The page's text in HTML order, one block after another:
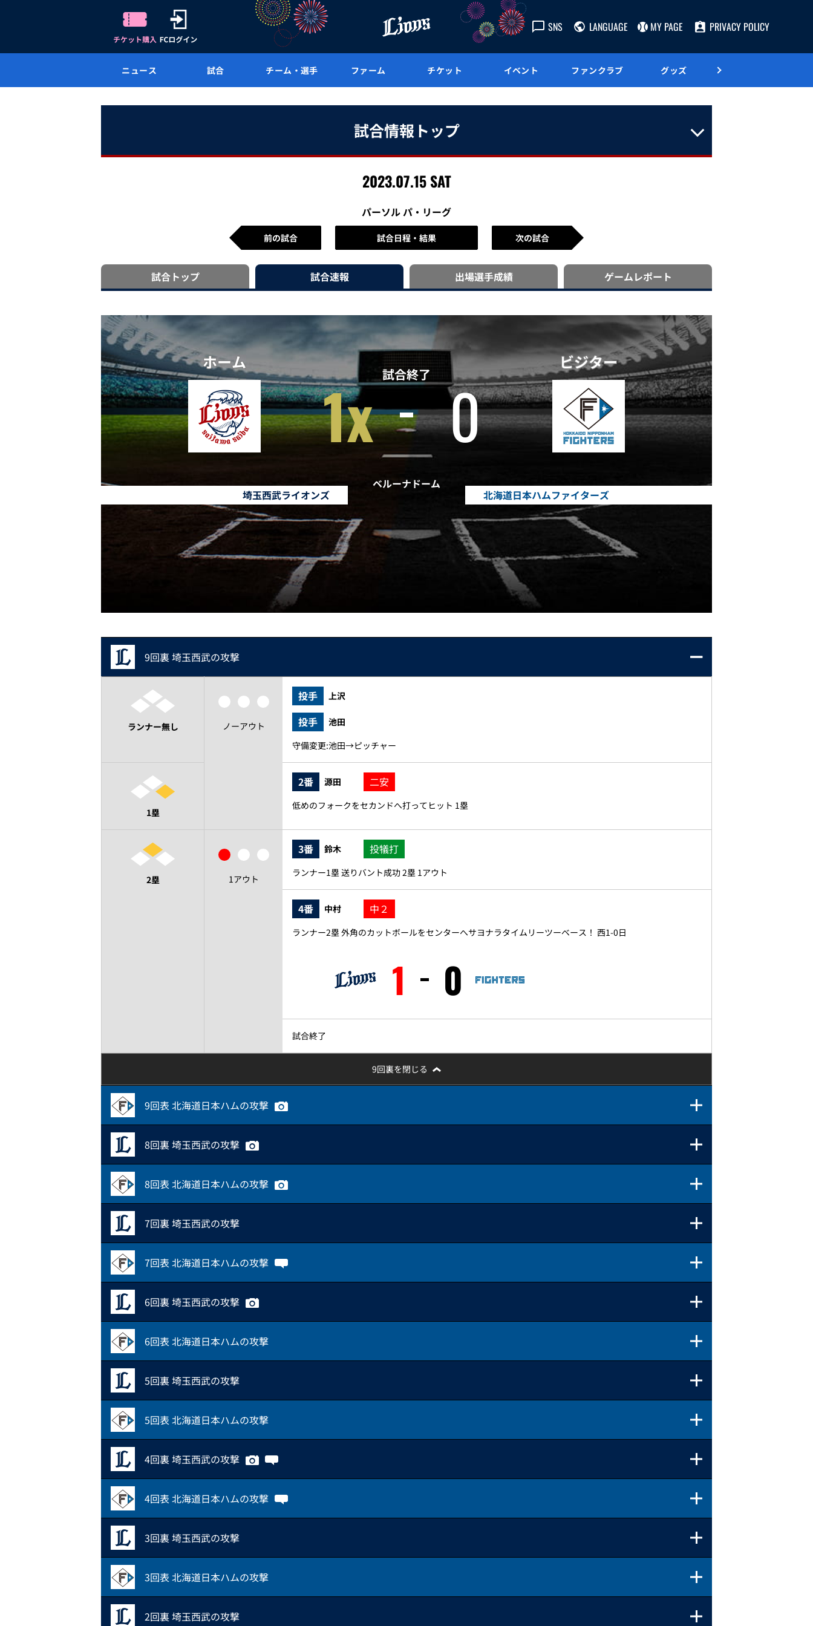
SNS LANGUAGE MY PAGE PRIVACY POLICY
ニュース 試合 チーム・選手 ファーム チケット イベント ファンクラブ グッズ
試合情報トップ
2023.07.15 SAT
パーソル パ・リーグ
前の試合 試合日程・結果 次の試合
試合トップ 試合速報 出場選手成績 ゲームレポート
ホーム
埼玉西武ライオンズ
試合終了
1x 0
ベルーナドーム
ビジター
北海道日本ハムファイターズ
9回裏 埼玉西武の攻撃
ランナー無し ノーアウト
投手 上沢
投手
池田
守備変更:池田→ピッチャー
1塁
2番 源田 二安
低めのフォークをセカンドへ打ってヒット 1塁
2塁 1アウト
3番 鈴木 投犠打
ランナー1塁 送りバント成功 2塁 1アウト
4番 中村 中２
ランナー2塁 外角のカットボールをセンターへサヨナラタイムリーツーベース！ 西1-0日
1 0
試合終了
9回裏を閉じる
9回表 北海道日本ハムの攻撃
8回裏 埼玉西武の攻撃
8回表 北海道日本ハムの攻撃
7回裏 埼玉西武の攻撃
7回表 北海道日本ハムの攻撃
6回裏 埼玉西武の攻撃
6回表 北海道日本ハムの攻撃
5回裏 埼玉西武の攻撃
5回表 北海道日本ハムの攻撃
4回裏 埼玉西武の攻撃
4回表 北海道日本ハムの攻撃
3回裏 埼玉西武の攻撃
3回表 北海道日本ハムの攻撃
2回裏 埼玉西武の攻撃